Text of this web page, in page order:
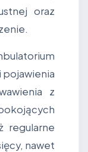
oraz
z
regularne
nawet